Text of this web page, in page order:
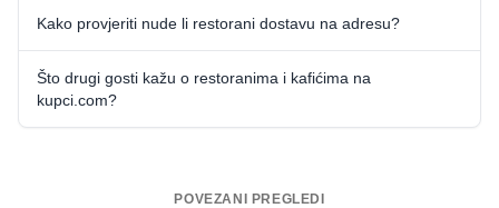
Kako provjeriti nude li restorani dostavu na adresu?
Što drugi gosti kažu o restoranima i kafićima na
kupci.com?
POVEZANI PREGLEDI